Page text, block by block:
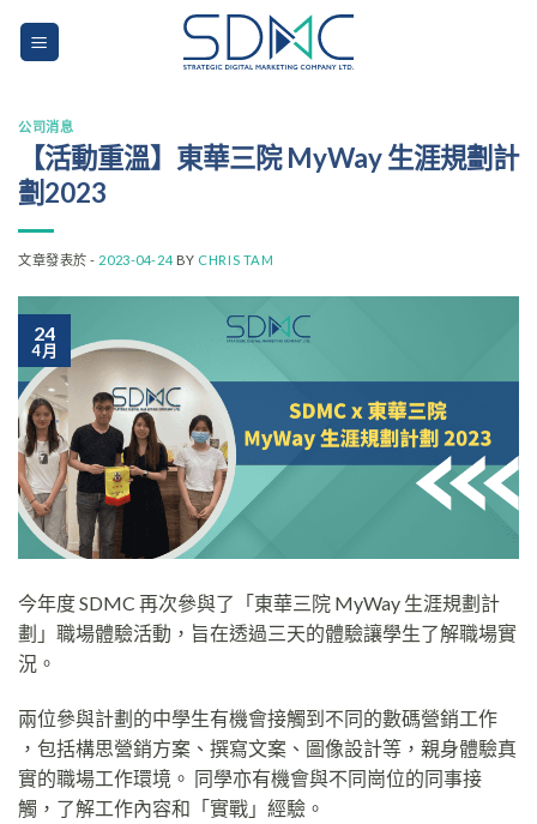
公司消息
【活動重溫】東華三院 MyWay 生涯規劃計
劃2023
文章發表於 - 2023-04-24 BY CHRIS TAM
24
4 月
今年度 SDMC 再次參與了「東華三院 MyWay 生涯規劃計
劃」職場體驗活動，旨在透過三天的體驗讓學生了解職場實
況。
兩位參與計劃的中學生有機會接觸到不同的數碼營銷工作
，包括構思營銷方案、撰寫文案、圖像設計等，親身體驗真
實的職場工作環境。 同學亦有機會與不同崗位的同事接
觸，了解工作內容和「實戰」經驗。